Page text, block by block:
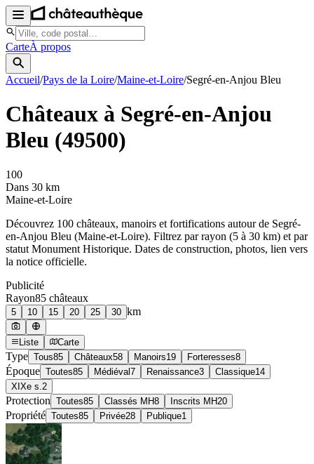
CarteÀ propos
Accueil/Pays de la Loire/Maine-et-Loire/Segré-en-Anjou Bleu
Châteaux à Segré-en-Anjou
Bleu (49500)
100
Dans 30 km
Maine-et-Loire
Découvrez 100 châteaux, manoirs et fortifications autour de Segré-
en-Anjou Bleu (Maine-et-Loire). Filtrez par rayon (5 à 30 km) et par
statut Monument Historique. Dates de construction, photos, lien vers
la notice officielle.
Publicité
Rayon85 châteaux
5 10 15 20 25 30 km
Liste Carte
Type Tous85 Châteaux58 Manoirs19 Forteresses8
Époque Toutes85 Médiéval 7 Renaissance3 Classique14
XIXe s. 2
Protection Toutes85 Classés MH8 Inscrits MH20
Propriété Toutes85 Privée28 Publique1